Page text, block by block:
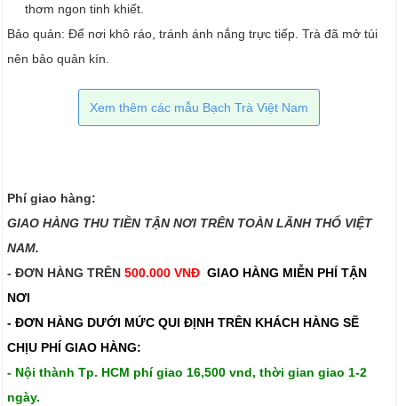
thơm ngon tinh khiết.
Bảo quản: Để nơi khô ráo, tránh ánh nắng trực tiếp. Trà đã mở túi
nên bảo quản kín.
Xem thêm các mẫu Bạch Trà Việt Nam
Phí giao hàng:
GIAO HÀNG THU TIỀN TẬN NƠI TRÊN TOÀN LÃNH THỔ VIỆT
NAM.​​
- ĐƠN HÀNG TRÊN500.000 VNĐ GIAO HÀNG MIỄN PHÍ TẬN
NƠI
- ĐƠN HÀNG DƯỚI MỨC QUI ĐỊNH TRÊN KHÁCH HÀNG SẼ
CHỊU PHÍ GIAO HÀNG:
- Nội thành Tp. HCM phí giao 16,500 vnd, thời gian giao 1-2
ngày.